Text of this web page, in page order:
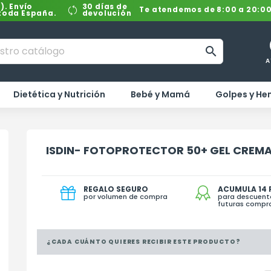
Envío
España.
30 días de
devolución Te atendemos de 8:00 a

Dietética y Nutrición Bebé y Mamá Golpes y
ISDIN- FOTOPROTECTOR 50+ GEL
REGALO SEGURO
por volumen de compra
ACUMULA 14
para
futuras
¿CADA CUÁNTO QUIERES RECIBIR ESTE PRODUCTO?